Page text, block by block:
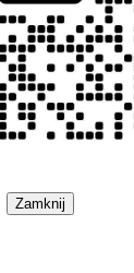
Zamknij